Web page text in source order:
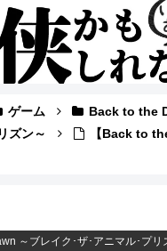
ゲーム
Back to the
ズン～
【Back to
～ブレイク･ザ･アニマル･プリ